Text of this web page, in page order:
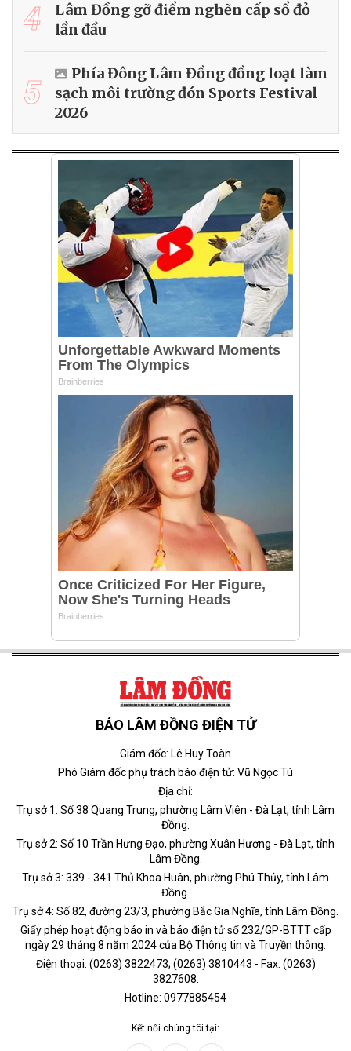
4
Lâm Đồng gỡ điểm nghẽn cấp sổ đỏ
lần đầu
5
Phía Đông Lâm Đồng đồng loạt làm
sạch môi trường đón Sports Festival
2026
BÁO LÂM ĐỒNG ĐIỆN TỬ
Giám đốc: Lê Huy Toàn
Phó Giám đốc phụ trách báo điện tử: Vũ Ngọc Tú
Địa chỉ:
Trụ sở 1: Số 38 Quang Trung, phường Lâm Viên - Đà Lạt, tỉnh Lâm
Đồng.
Trụ sở 2: Số 10 Trần Hưng Đạo, phường Xuân Hương - Đà Lạt, tỉnh
Lâm Đồng.
Trụ sở 3: 339 - 341 Thủ Khoa Huân, phường Phú Thủy, tỉnh Lâm
Đồng.
Trụ sở 4: Số 82, đường 23/3, phường Bắc Gia Nghĩa, tỉnh Lâm Đồng.
Giấy phép hoạt động báo in và báo điện tử số 232/GP-BTTT cấp
ngày 29 tháng 8 năm 2024 của Bộ Thông tin và Truyền thông.
Điện thoại: (0263) 3822473; (0263) 3810443 - Fax: (0263)
3827608.
Hotline: 0977885454
Kết nối chúng tôi tại: